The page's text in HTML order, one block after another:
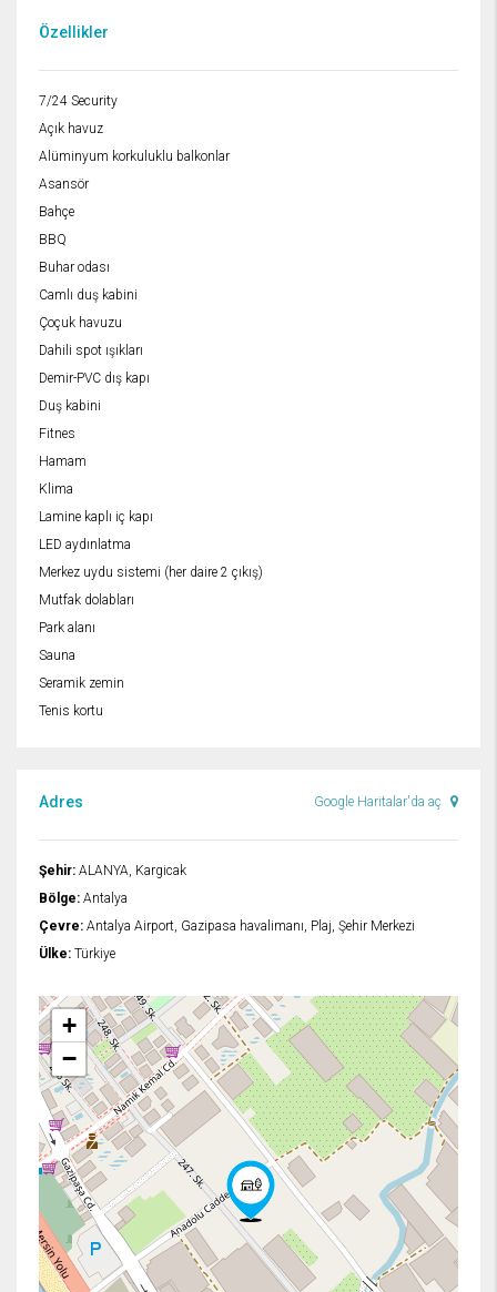
Özellikler
7/24 Security
Açık havuz
Alüminyum korkuluklu balkonlar
Asansör
Bahçe
BBQ
Buhar odası
Camlı duş kabini
Çoçuk havuzu
Dahili spot ışıkları
Demir-PVC dış kapı
Duş kabini
Fitnes
Hamam
Klima
Lamine kaplı iç kapı
LED aydınlatma
Merkez uydu sistemi (her daire 2 çıkış)
Mutfak dolabları
Park alanı
Sauna
Seramik zemin
Tenis kortu
Adres Google Haritalar'da aç
Şehir: ALANYA, Kargicak
Bölge: Antalya
Çevre: Antalya Airport, Gazipasa havalimanı, Plaj, Şehir Merkezi
Ülke: Türkiye
+
−